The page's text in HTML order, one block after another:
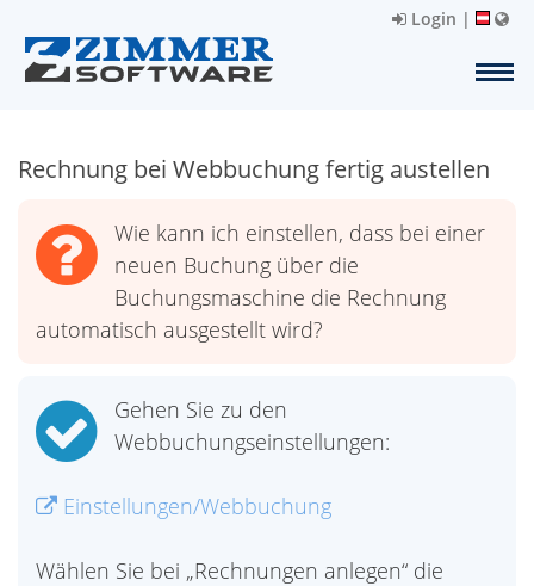
Login |
Rechnung bei Webbuchung fertig austellen
Wie kann ich einstellen, dass bei einer
neuen Buchung über die
Buchungsmaschine die Rechnung
automatisch ausgestellt wird?
Gehen Sie zu den
Webbuchungseinstellungen:
Einstellungen/Webbuchung
Wählen Sie bei „Rechnungen anlegen“ die